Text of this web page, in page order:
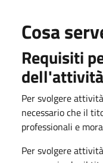
Cosa
Requisiti
dell'attività
Per svolgere
necessario che il
profession​ali e
Per svolgere